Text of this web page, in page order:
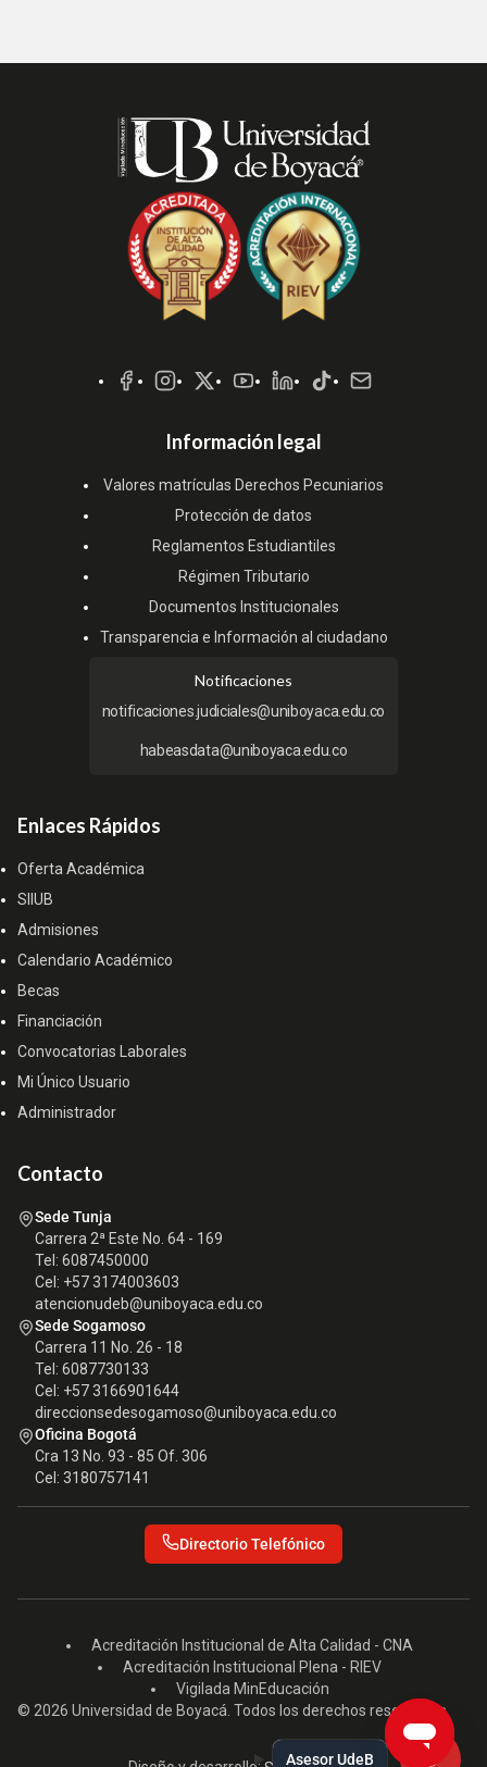
Sociales
Información legal
Valores matrículas Derechos Pecuniarios
Protección de datos
Reglamentos Estudiantiles
Régimen Tributario
Documentos Institucionales
Transparencia e Información al ciudadano
Notificaciones
notificaciones.judiciales@uniboyaca.edu.co
habeasdata@uniboyaca.edu.co
Enlaces Rápidos
Oferta Académica
SIIUB
Admisiones
Calendario Académico
Becas
Financiación
Convocatorias Laborales
Mi Único Usuario
Administrador
Contacto
Sede Tunja
Carrera 2ª Este No. 64 - 169
Tel: 6087450000
Cel: +57 3174003603
atencionudeb@uniboyaca.edu.co
Sede Sogamoso
Carrera 11 No. 26 - 18
Tel: 6087730133
Cel: +57 3166901644
direccionsedesogamoso@uniboyaca.edu.co
Oficina Bogotá
Cra 13 No. 93 - 85 Of. 306
Cel: 3180757141
Directorio Telefónico
Acreditación Institucional de Alta Calidad - CNA
Acreditación Institucional Plena - RIEV
Vigilada MinEducación
© 2026 Universidad de Boyacá. Todos los derechos reservados.
Asesor UdeB